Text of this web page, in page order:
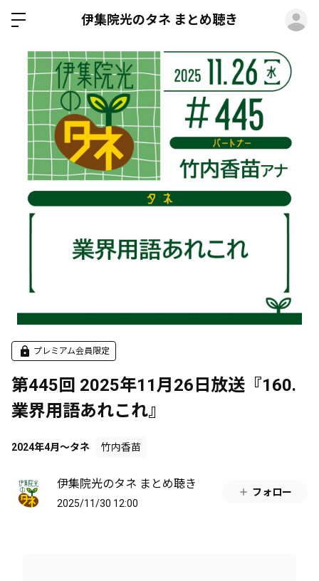
伊集院光のタネ まとめ聴き
プレミアム会員限定
第445回 2025年11月26日放送『160.
業界用語あれこれ』
2024年4月～タネ 竹内香苗
伊集院光のタネ まとめ聴き
2025/11/30 12:00
フォロー